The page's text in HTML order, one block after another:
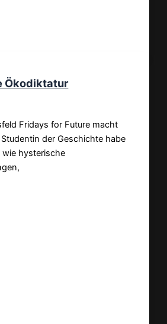
Ökodiktatur
Fridays for Future macht
der Geschichte habe
hysterische